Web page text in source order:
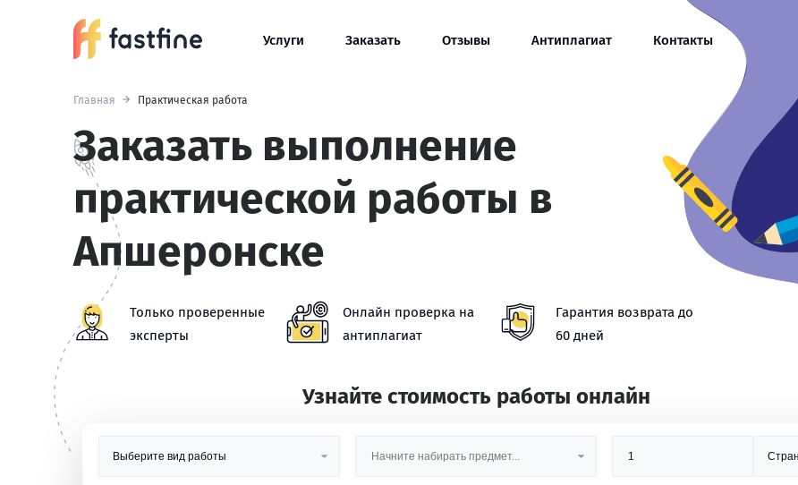
Услуги Заказать Отзывы Антиплагиат Контакты
Главная Практическая работа
Заказать выполнение
практической работы в
Апшеронске
Только проверенные
эксперты
Онлайн проверка на
антиплагиат
Гарантия возврата до
60 дней
Узнайте стоимость работы онлайн